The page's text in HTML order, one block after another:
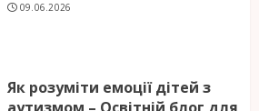
09.06.2026
Як розуміти емоції дітей з